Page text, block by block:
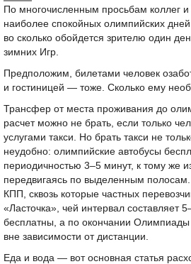
По многочисленным просьбам коллег и
наиболее спокойных олимпийских
во сколько обойдется зрителю один
зимних Игр.
Предположим, билетами человек
и гостиницей — тоже. Сколько ему
Трансфер от места проживания до
расчет можно не брать, если только
услугами такси. Но брать такси не
неудобно: олимпийские автобусы
периодичностью 3–5 минут, к тому же
передвигаясь по выделенным
КПП, сквозь которые частных
«Ласточка», чей интервал составляет
бесплатны, а по окончании Олимпиады
вне зависимости от дистанции.
Еда и вода — вот основная статья